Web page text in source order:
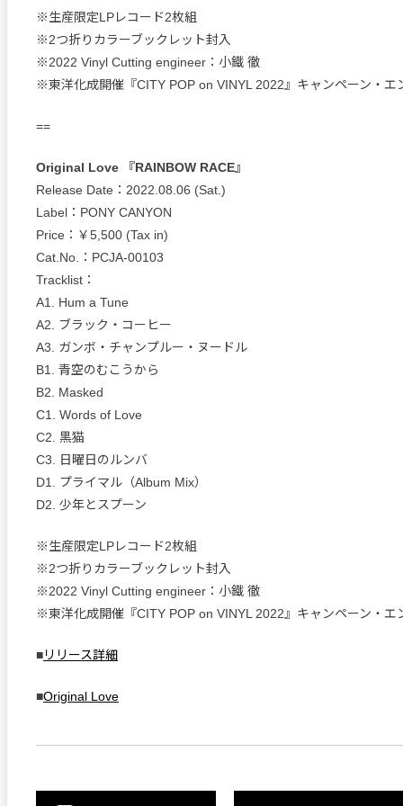
※生産限定LPレコード2枚組
※2つ折りカラーブックレット封入
※2022 Vinyl Cutting engineer：小鐵 徹
※東洋化成開催『CITY POP on VINYL 2022』キャンペーン・エ
==
Original Love 『RAINBOW RACE』
Release Date：2022.08.06 (Sat.)
Label：PONY CANYON
Price：￥5,500 (Tax in)
Cat.No.：PCJA-00103
Tracklist：
A1. Hum a Tune
A2. ブラック・コーヒー
A3. ガンボ・チャンプルー・ヌードル
B1. 青空のむこうから
B2. Masked
C1. Words of Love
C2. 黒猫
C3. 日曜日のルンバ
D1. プライマル（Album Mix）
D2. 少年とスプーン
※生産限定LPレコード2枚組
※2つ折りカラーブックレット封入
※2022 Vinyl Cutting engineer：小鐵 徹
※東洋化成開催『CITY POP on VINYL 2022』キャンペーン・エ
■リリース詳細
■Original Love